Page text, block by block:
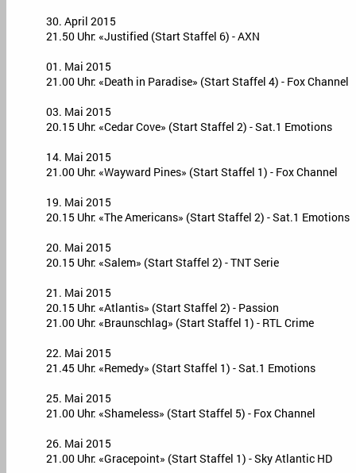
30. April 2015
21.50 Uhr: «Justified (Start Staffel 6) - AXN
01. Mai 2015
21.00 Uhr: «Death in Paradise» (Start Staffel 4) - Fox Channel
03. Mai 2015
20.15 Uhr: «Cedar Cove» (Start Staffel 2) - Sat.1 Emotions
14. Mai 2015
21.00 Uhr: «Wayward Pines» (Start Staffel 1) - Fox Channel
19. Mai 2015
20.15 Uhr: «The Americans» (Start Staffel 2) - Sat.1 Emotions
20. Mai 2015
20.15 Uhr: «Salem» (Start Staffel 2) - TNT Serie
21. Mai 2015
20.15 Uhr: «Atlantis» (Start Staffel 2) - Passion
21.00 Uhr: «Braunschlag» (Start Staffel 1) - RTL Crime
22. Mai 2015
21.45 Uhr: «Remedy» (Start Staffel 1) - Sat.1 Emotions
25. Mai 2015
21.00 Uhr: «Shameless» (Start Staffel 5) - Fox Channel
26. Mai 2015
21.00 Uhr: «Gracepoint» (Start Staffel 1) - Sky Atlantic HD